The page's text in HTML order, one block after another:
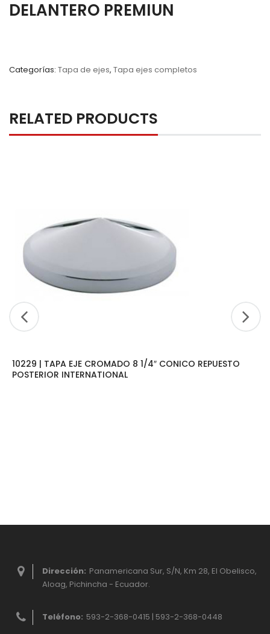
DELANTERO PREMIUN
Categorías: Tapa de ejes, Tapa ejes completos
RELATED PRODUCTS
10229 | TAPA EJE CROMADO 8 1/4″ CONICO REPUESTO
POSTERIOR INTERNATIONAL
Dirección: Panamericana Sur, S/N, Km 28, El Obelisco,
Aloag, Pichincha - Ecuador.
Teléfono: 593-2-368-0415 | 593-2-368-0448